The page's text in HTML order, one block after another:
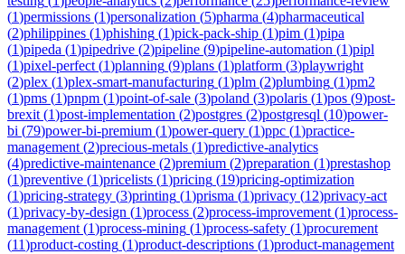
(1)permissions (1)personalization (5)pharma (4)pharmaceutical
(2)philippines (1)phishing (1)pick-pack-ship (1)pim (1)pipa
(1)pipeda (1)pipedrive (2)pipeline (9)pipeline-automation (1)pipl
(1)pixel-perfect (1)planning (9)plans (1)platform (3)playwright
(2)plex (1)plex-smart-manufacturing (1)plm (2)plumbing (1)pm2
(1)pms (1)pnpm (1)point-of-sale (3)poland (3)polaris (1)pos (9)post-
brexit (1)post-implementation (2)postgres (2)postgresql (10)power-
bi (79)power-bi-premium (1)power-query (1)ppc (1)practice-
management (2)precious-metals (1)predictive-analytics
(4)predictive-maintenance (2)premium (2)preparation (1)prestashop
(1)preventive (1)pricelists (1)pricing (19)pricing-optimization
(1)pricing-strategy (3)printing (1)prisma (1)privacy (12)privacy-act
(1)privacy-by-design (1)process (2)process-improvement (1)process-
management (1)process-mining (1)process-safety (1)procurement
(11)product-costing (1)product-descriptions (1)product-management